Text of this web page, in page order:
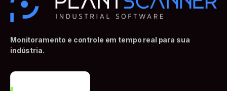
Monitoramento e controle em tempo real para sua
indústria.